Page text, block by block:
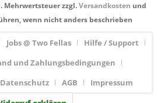
Mehrwertsteuer zzgl.Versandkosten und
wenn nicht anders beschrieben
Jobs @ Two Fellas
Hilfe / Support
und Zahlungsbedingungen
Datenschutz AGB Impressum